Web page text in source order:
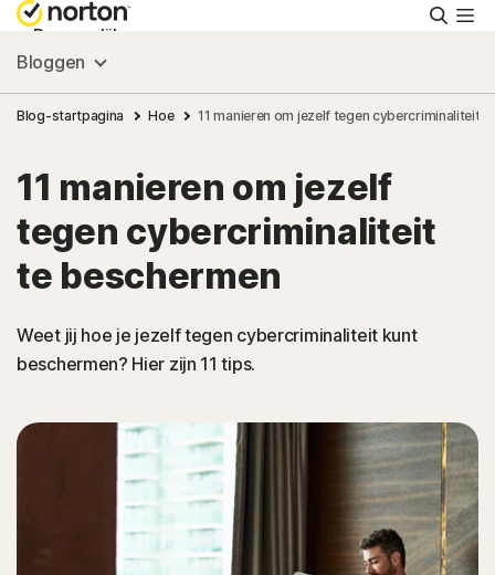
Persoonlijk
Small Business
Ondersteuning
Gratis proberen
Bloggen
Blog-startpagina Hoe 11 manieren om jezelf tegen cybercriminaliteit
11 manieren om jezelf
tegen cybercriminaliteit
te beschermen
Weet jij hoe je jezelf tegen cybercriminaliteit kunt
beschermen? Hier zijn 11 tips.